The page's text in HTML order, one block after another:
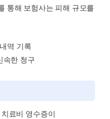
통해 보험사는 피해 규모를
역 기록
속한 청구
료비 영수증이